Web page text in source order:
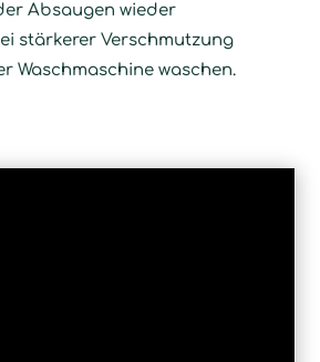
Absaugen wieder
stärkerer Verschmutzung
Waschmaschine waschen.